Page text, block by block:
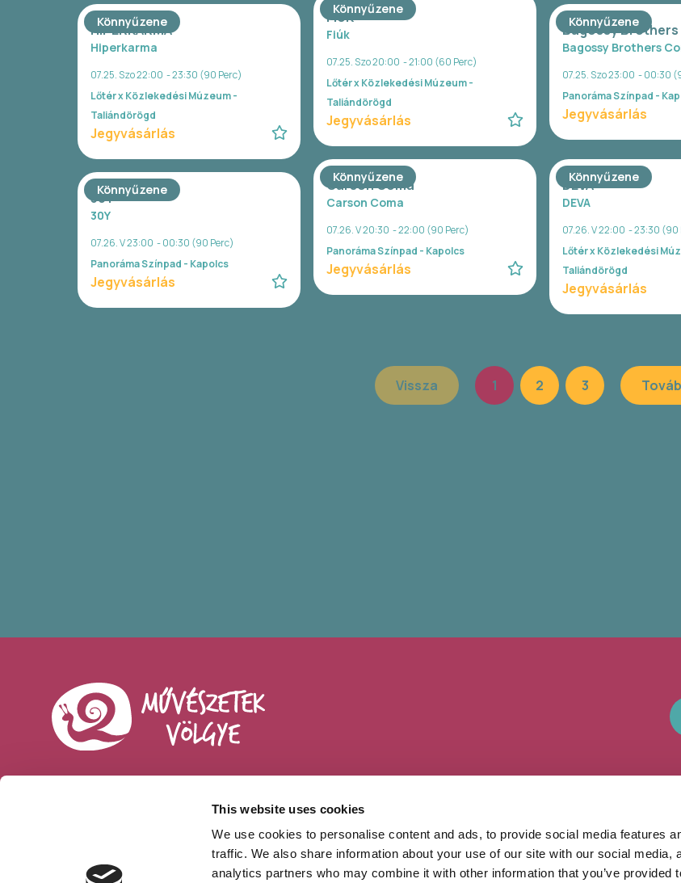
This website uses cookies
We use cookies to personalise content and ads, to provide social media features
traffic. We also share information about your use of our site with our social media,
analytics partners who may combine it with other information that you’ve provided
Könnyűzene
FIÚK
Fiúk
07.25. Szo 20:00 - 21:00 (60 Perc)
Lőtér x Közlekedési Múzeum -
Taliándörögd
Jegyvásárlás
Könnyűzene
HIPERKARMA
Hiperkarma
07.25. Szo 22:00 - 23:30 (90 Perc)
Lőtér x Közlekedési Múzeum -
Taliándörögd
Jegyvásárlás
Könnyűzene
Bagossy Brothers
Bagossy Brothers
07.25. Szo 23:00 - 00:30
Panoráma Színpad -
Jegyvásárlás
Könnyűzene
Carson Coma
Carson Coma
07.26. V 20:30 - 22:00 (90 Perc)
Panoráma Színpad - Kapolcs
Jegyvásárlás
Könnyűzene
DEVA
DEVA
07.26. V 22:00 - 23:30 (90
Lőtér x Közlekedési
Taliándörögd
Jegyvásárlás
Könnyűzene
30Y
30Y
07.26. V 23:00 - 00:30 (90 Perc)
Panoráma Színpad - Kapolcs
Jegyvásárlás
Vissza 1 2 3
10 nap, 140 ezer
program –